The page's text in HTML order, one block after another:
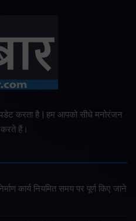
करता है | हम आपको सीधे मनोरंजन
करते हैं।
कार्य नियमित समय पर पूर्ण किए जाने